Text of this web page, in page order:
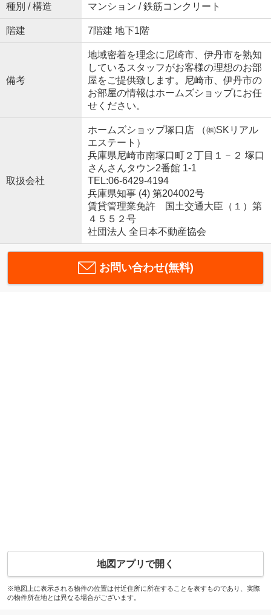
種別 / 構造 マンション / 鉄筋コンクリート
階建 7階建 地下1階
備考
地域密着を理念に尼崎市、伊丹市を熟知
しているスタッフがお客様の理想のお部
屋をご提供致します。尼崎市、伊丹市の
お部屋の情報はホームズショップにお任
せください。
取扱会社
ホームズショップ塚口店 （㈱SKリアル
エステート）
兵庫県尼崎市南塚口町２丁目１－２ 塚口
さんさんタウン2番館 1-1
TEL:06-6429-4194
兵庫県知事 (4) 第204002号
賃貸管理業免許 国土交通大臣（１）第
４５５２号
社団法人 全日本不動産協会
お問い合わせ(無料)
地図アプリで開く
※地図上に表示される物件の位置は付近住所に所在することを表すものであり、実際
の物件所在地とは異なる場合がございます。